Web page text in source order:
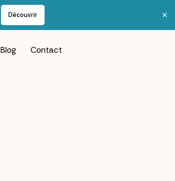
Blog Contact
×
Découvrir